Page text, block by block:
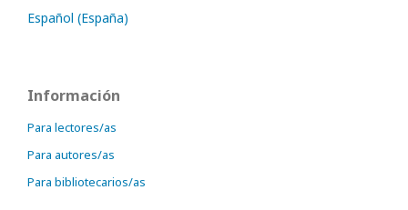
Español (España)
Información
Para lectores/as
Para autores/as
Para bibliotecarios/as